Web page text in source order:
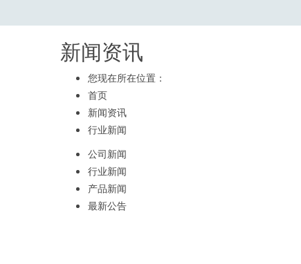
新闻资讯
您现在所在位置：
首页
新闻资讯
行业新闻
公司新闻
行业新闻
产品新闻
最新公告